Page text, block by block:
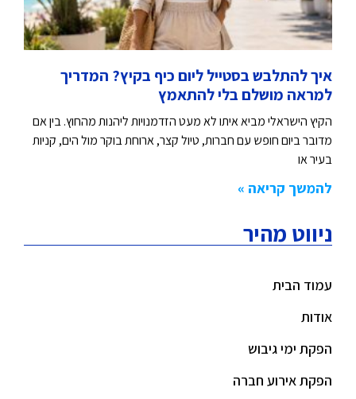
איך להתלבש בסטייל ליום כיף בקיץ? המדריך
למראה מושלם בלי להתאמץ
הקיץ הישראלי מביא איתו לא מעט הזדמנויות ליהנות מהחוץ. בין אם
מדובר ביום חופש עם חברות, טיול קצר, ארוחת בוקר מול הים, קניות
בעיר או
להמשך קריאה »
ניווט מהיר
עמוד הבית
אודות
הפקת ימי גיבוש
הפקת אירוע חברה